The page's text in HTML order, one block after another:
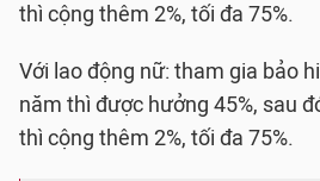
thì cộng thêm 2%, tối đa 75%.
Với lao động nữ: tham gia bảo
năm thì được hưởng 45%, sau
thì cộng thêm 2%, tối đa 75%.